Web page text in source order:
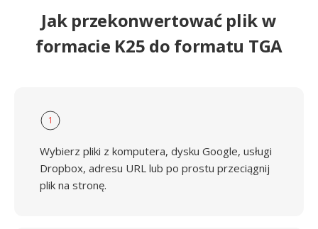
Jak przekonwertować plik w
formacie K25 do formatu TGA
1
Wybierz pliki z komputera, dysku Google, usługi
Dropbox, adresu URL lub po prostu przeciągnij
plik na stronę.